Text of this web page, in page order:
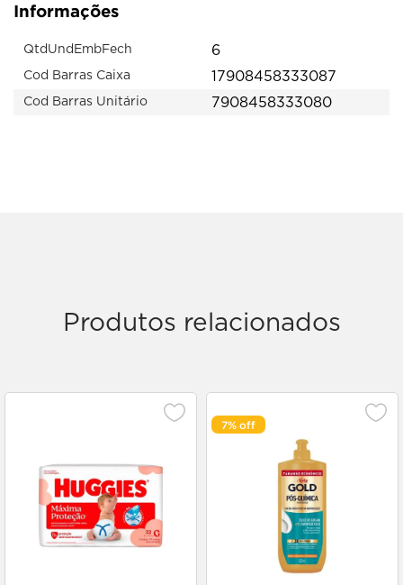
Informações
QtdUndEmbFech 6
Cod Barras Caixa 17908458333087
Cod Barras Unitário 7908458333080
Produtos relacionados
7%